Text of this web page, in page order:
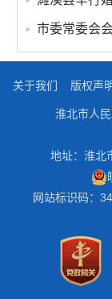
关于我们 版权声
淮北市人
地址：淮北
网站标识码：